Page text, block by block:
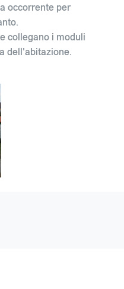
occorrente per
collegano i moduli
dell'abitazione.